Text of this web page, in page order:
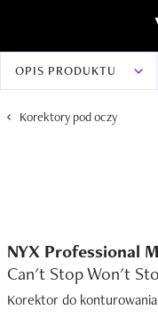
OPIS PRODUKTU
Korektory pod oczy
NYX Professional
Can't Stop Won't
Korektor do